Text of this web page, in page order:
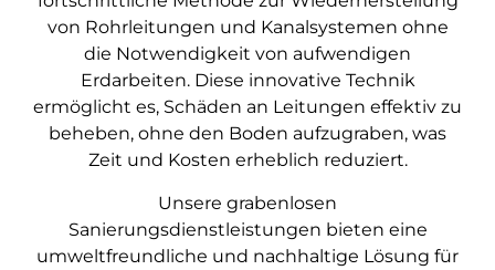
von Rohrleitungen und Kanalsystemen ohne
die Notwendigkeit von aufwendigen
Erdarbeiten. Diese innovative Technik
ermöglicht es, Schäden an Leitungen effektiv zu
beheben, ohne den Boden aufzugraben, was
Zeit und Kosten erheblich reduziert.
Unsere grabenlosen
Sanierungsdienstleistungen bieten eine
umweltfreundliche und nachhaltige Lösung für